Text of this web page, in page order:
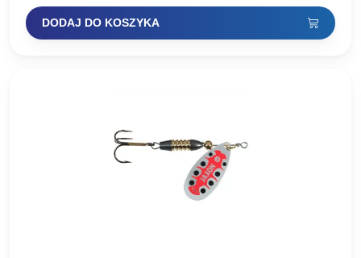
cena
wynosiła:
cena
wynosi:
DODAJ DO KOSZYKA